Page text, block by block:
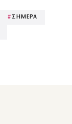
# ΣΗΜΕΡΑ